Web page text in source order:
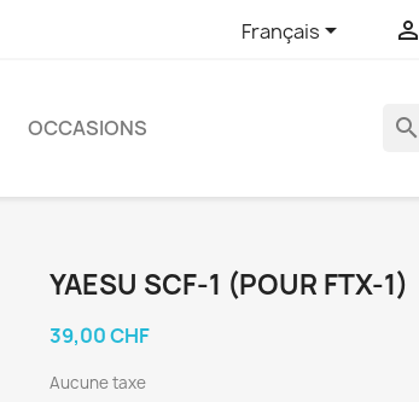
Français 
OCCASIONS search
YAESU SCF-1 (POUR FTX-1)
39,00 CHF
Aucune taxe